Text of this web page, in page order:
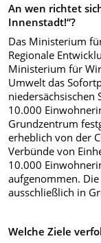
An wen richtet
Innenstadt!“?
Das Ministerium
Regionale
Ministerium für
Umwelt das
niedersächsischen
10.000
Grundzentrum
erheblich von der
Verbünde von
10.000
aufgenommen.
ausschließlich in
Welche Ziele